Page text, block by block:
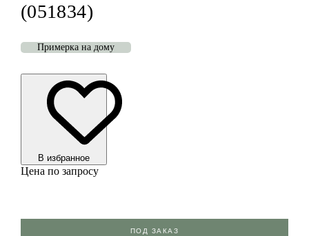
(051834)
Примерка на дому
В избранноe
Цена по запросу
ПОД ЗАКАЗ